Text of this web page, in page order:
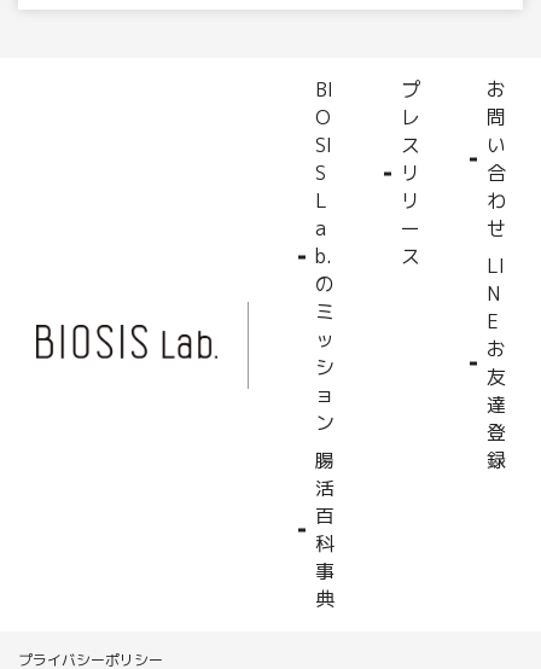
BI
O
SI
S
L
a
b.
の
ミ
ッ
シ
ョ
ン
腸
活
百
科
事
典
プ
レ
ス
リ
リ
ー
ス
お
問
い
合
わ
せ
LI
N
E
お
友
達
登
録
プライバシーポリシー